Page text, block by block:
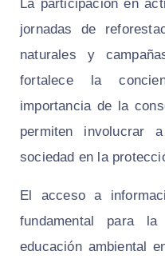
La participación en
jornadas de
naturales y
fortalece la
importancia de la
permiten involucrar
sociedad en la
El acceso a
fundamental para
educación ambiental